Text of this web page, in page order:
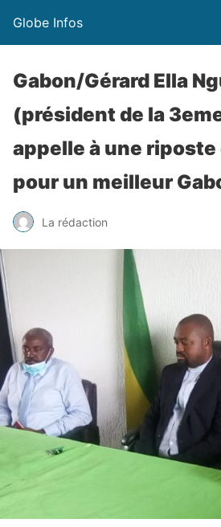
Globe Infos
Gabon/Gérard Ella
(président de la
appelle à une
pour un meilleur
La rédaction